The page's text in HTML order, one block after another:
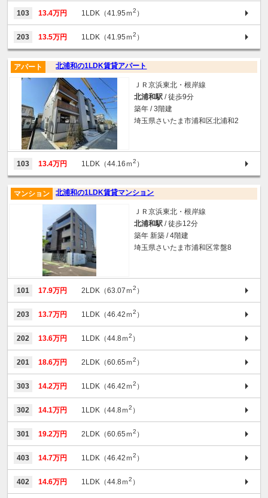
103 13.4万円 1LDK（41.95ｍ2 ）
203 13.5万円 1LDK（41.95ｍ2 ）
北浦和の1LDK賃貸アパート
アパート
ＪＲ京浜東北・根岸線
北浦和駅 / 徒歩9分
築年 / 3階建
埼玉県さいたま市浦和区北浦和2
103 13.4万円 1LDK（44.16ｍ2 ）
北浦和の1LDK賃貸マンション
マンション
ＪＲ京浜東北・根岸線
北浦和駅 / 徒歩12分
築年 新築 / 4階建
埼玉県さいたま市浦和区常盤8
101 17.9万円 2LDK（63.07ｍ2 ）
203 13.7万円 1LDK（46.42ｍ2 ）
202 13.6万円 1LDK（44.8ｍ2 ）
201 18.6万円 2LDK（60.65ｍ2 ）
303 14.2万円 1LDK（46.42ｍ2 ）
302 14.1万円 1LDK（44.8ｍ2 ）
301 19.2万円 2LDK（60.65ｍ2 ）
403 14.7万円 1LDK（46.42ｍ2 ）
402 14.6万円 1LDK（44.8ｍ2 ）